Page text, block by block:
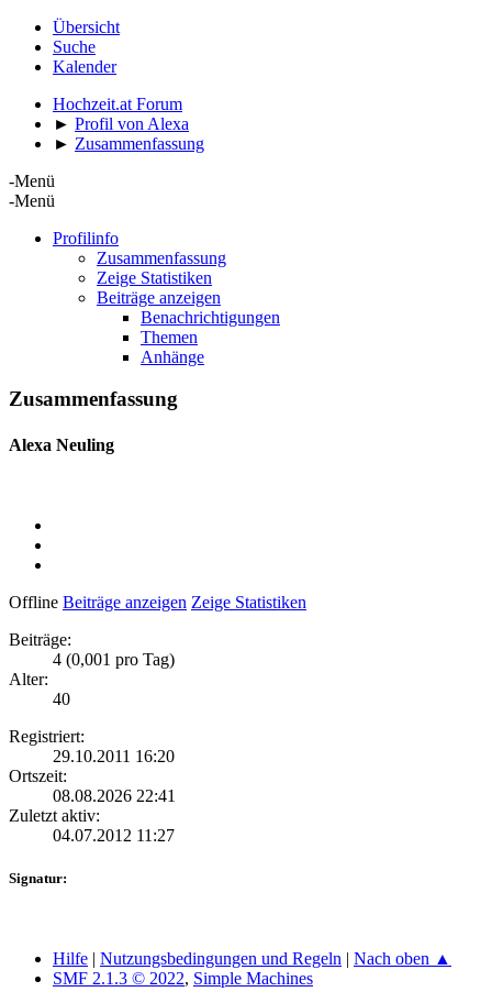
Übersicht
Suche
Kalender
Hochzeit.at Forum
► Profil von Alexa
► Zusammenfassung
-Menü
-Menü
Profilinfo
Zusammenfassung
Zeige Statistiken
Beiträge anzeigen
Benachrichtigungen
Themen
Anhänge
Zusammenfassung
Alexa Neuling
Offline Beiträge anzeigen Zeige Statistiken
Beiträge:
4 (0,001 pro Tag)
Alter:
40
Registriert:
29.10.2011 16:20
Ortszeit:
08.08.2026 22:41
Zuletzt aktiv:
04.07.2012 11:27
Signatur:
Hilfe | Nutzungsbedingungen und Regeln | Nach oben ▲
SMF 2.1.3 © 2022, Simple Machines